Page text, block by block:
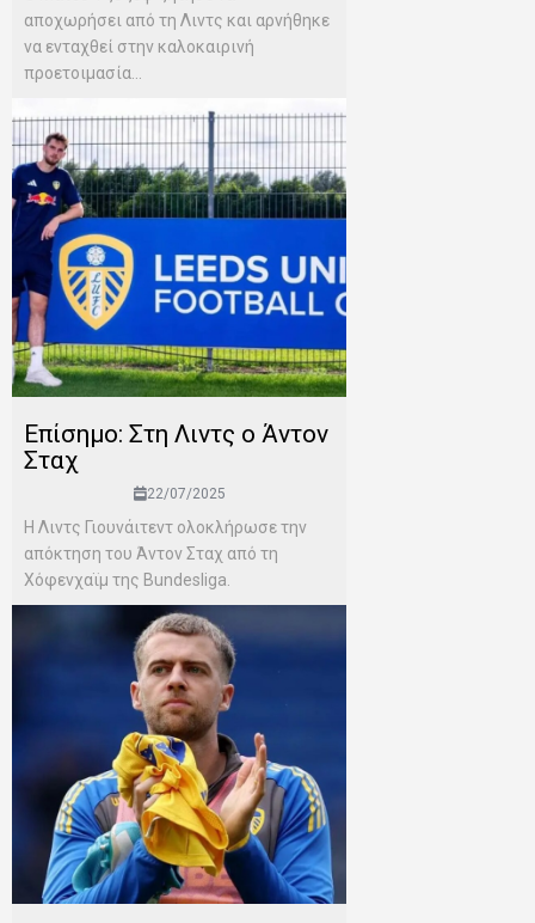
αποχωρήσει από τη Λιντς και αρνήθηκε
να ενταχθεί στην καλοκαιρινή
προετοιμασία...
Επίσημο: Στη Λιντς ο Άντον
Σταχ
22/07/2025
Η Λιντς Γιουνάιτεντ ολοκλήρωσε την
απόκτηση του Άντον Σταχ από τη
Χόφενχαϊμ της Bundesliga.